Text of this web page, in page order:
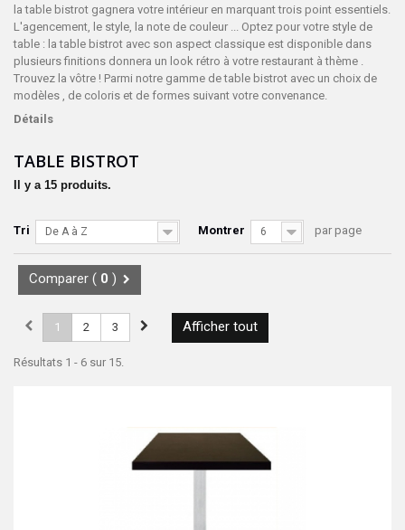
la table bistrot gagnera votre intérieur en marquant trois point essentiels.
L'agencement, le style, la note de couleur ... Optez pour votre style de
table : la table bistrot avec son aspect classique est disponible dans
plusieurs finitions donnera un look rétro à votre restaurant à thème .
Trouvez la vôtre ! Parmi notre gamme de table bistrot avec un choix de
modèles , de coloris et de formes suivant votre convenance.
Détails
TABLE BISTROT
Il y a 15 produits.
Tri De A à Z Montrer 6 par page
Comparer ( 0 )
Afficher tout
1 2 3
Résultats 1 - 6 sur 15.